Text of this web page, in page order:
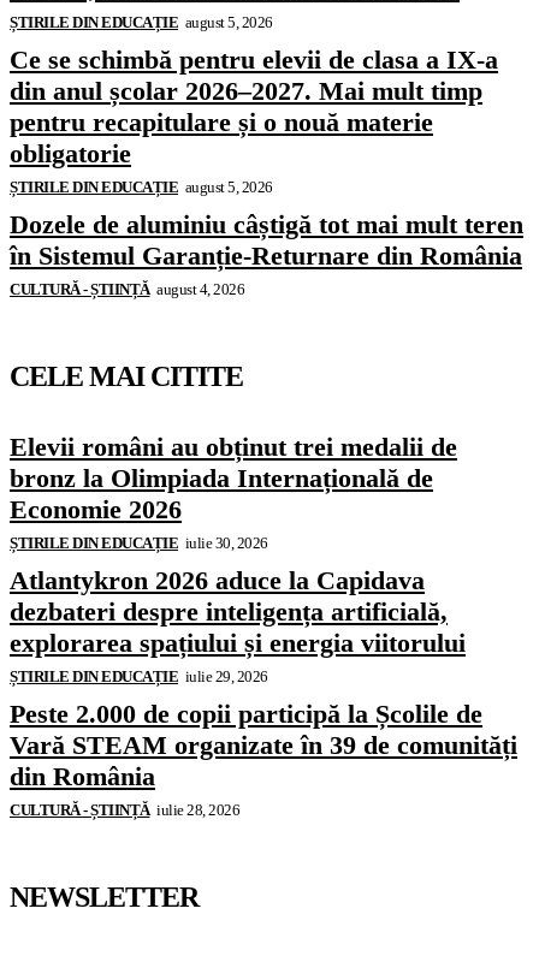
ȘTIRILE DIN EDUCAȚIE august 5, 2026
Ce se schimbă pentru elevii de clasa a IX-a
din anul școlar 2026–2027. Mai mult timp
pentru recapitulare și o nouă materie
obligatorie
ȘTIRILE DIN EDUCAȚIE august 5, 2026
Dozele de aluminiu câștigă tot mai mult teren
în Sistemul Garanție-Returnare din România
CULTURĂ - ȘTIINȚĂ august 4, 2026
CELE MAI CITITE
Elevii români au obținut trei medalii de
bronz la Olimpiada Internațională de
Economie 2026
ȘTIRILE DIN EDUCAȚIE iulie 30, 2026
Atlantykron 2026 aduce la Capidava
dezbateri despre inteligența artificială,
explorarea spațiului și energia viitorului
ȘTIRILE DIN EDUCAȚIE iulie 29, 2026
Peste 2.000 de copii participă la Școlile de
Vară STEAM organizate în 39 de comunități
din România
CULTURĂ - ȘTIINȚĂ iulie 28, 2026
NEWSLETTER